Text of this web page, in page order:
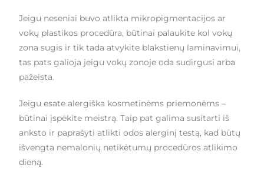
Jeigu neseniai buvo atlikta mikropigmentacijos ar
vokų plastikos procedūra, būtinai palaukite kol vokų
zona sugis ir tik tada atvykite blakstienų laminavimui,
tas pats galioja jeigu vokų zonoje oda sudirgusi arba
pažeista.
Jeigu esate alergiška kosmetinėms priemonėms –
būtinai įspėkite meistrą. Taip pat galima susitarti iš
anksto ir paprašyti atlikti odos alerginį testą, kad būtų
išvengta nemalonių netikėtumų procedūros atlikimo
dieną.